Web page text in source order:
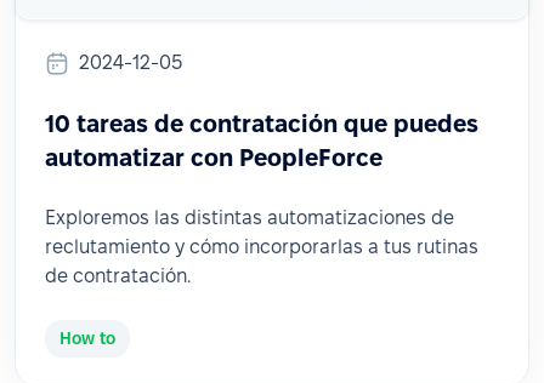
2024-12-05
10 tareas de contratación que puedes
automatizar con PeopleForce
Exploremos las distintas automatizaciones de
reclutamiento y cómo incorporarlas a tus rutinas
de contratación.
How to